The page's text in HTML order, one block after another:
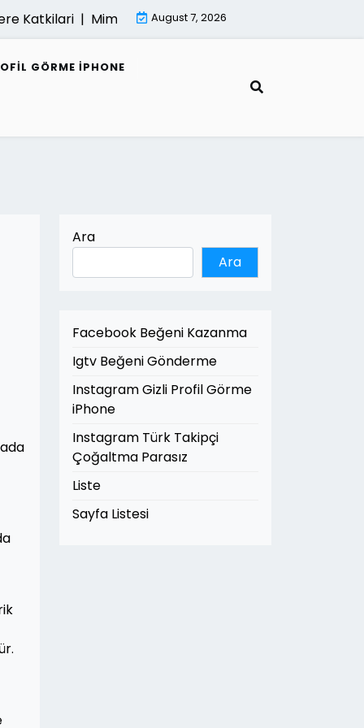
|Mimari Render Ve Surdurulebilir Mimarlik |
August 7, 2026
GÖRME IPHONE
Ara
Ara
Facebook Beğeni Kazanma
Igtv Beğeni Gönderme
Instagram Gizli Profil Görme
iPhone
Instagram Türk Takipçi
Çoğaltma Parasız
Liste
Sayfa Listesi